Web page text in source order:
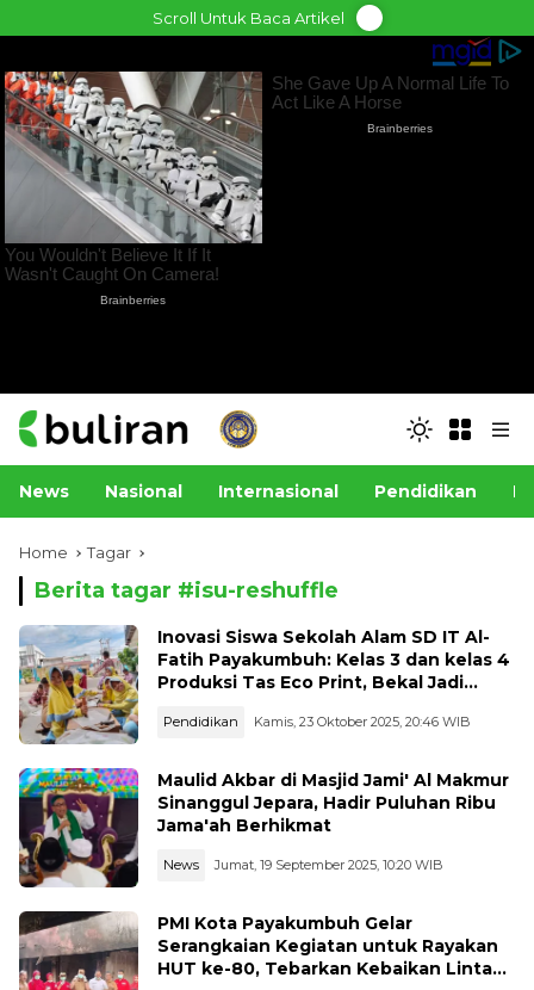
to
Scroll Untuk Baca Artikel
News Nasional Internasional Pendidikan
Home Tagar
Berita tagar #isu-reshuffle
Inovasi Siswa Sekolah Alam SD IT Al-
Fatih Payakumbuh: Kelas 3 dan kelas 4
Produksi Tas Eco Print, Bekal Jadi
Pendidikan Kamis, 23 Oktober 2025, 20:46 WIB
Maulid Akbar di Masjid Jami' Al Makmur
Sinanggul Jepara, Hadir Puluhan Ribu
Jama'ah Berhikmat
News Jumat, 19 September 2025, 10:20 WIB
PMI Kota Payakumbuh Gelar
Serangkaian Kegiatan untuk Rayakan
HUT ke-80, Tebarkan Kebaikan Lintas